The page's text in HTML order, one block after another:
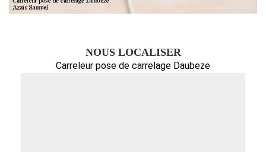
NOUS LOCALISER
Carreleur pose de carrelage Daubeze